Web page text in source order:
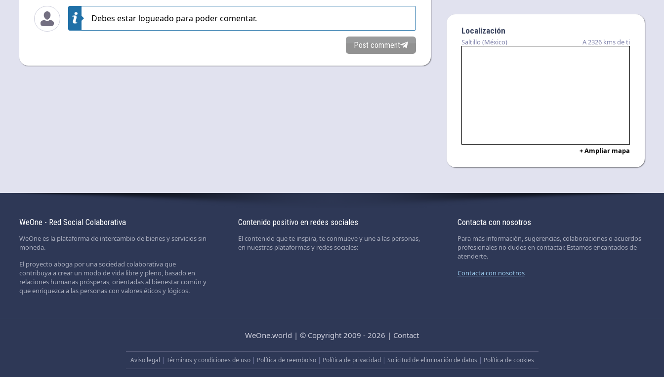
Debes estar logueado para poder comentar.
Post comment
Localización
Saltillo (México) A 2326 kms de ti
+ Ampliar mapa
WeOne - Red Social Colaborativa
WeOne es la plataforma de intercambio de bienes y servicios sin
moneda.
El proyecto aboga por una sociedad colaborativa que
contribuya a crear un modo de vida libre y pleno, basado en
relaciones humanas prósperas, orientadas al bienestar común y
que enriquezca a las personas con valores éticos y lógicos.
Contenido positivo en redes sociales
El contenido que te inspira, te conmueve y une a las personas,
en nuestras plataformas y redes sociales:
Contacta con nosotros
Para más información, sugerencias, colaboraciones o acuerdos
profesionales no dudes en contactar. Estamos encantados de
atenderte.
Contacta con nosotros
WeOne.world | © Copyright 2009 - 2026 | Contact
Aviso legal | Términos y condiciones de uso| Política de reembolso| Política de privacidad| Solicitud de eliminación de datos | Política de cookies